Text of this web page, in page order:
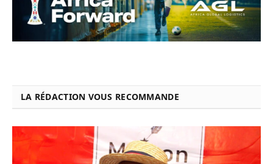
LA RÉDACTION VOUS RECOMMANDE